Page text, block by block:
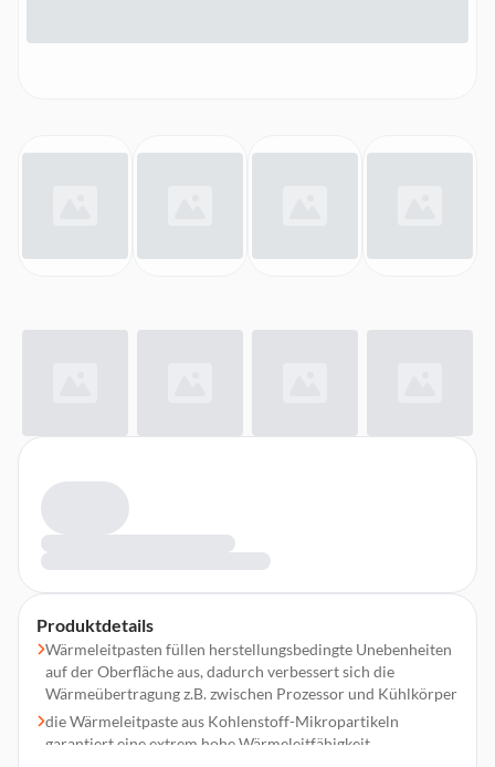
Produktdetails
Wärmeleitpasten füllen herstellungsbedingte Unebenheiten
auf der Oberfläche aus, dadurch verbessert sich die
Wärmeübertragung z.B. zwischen Prozessor und Kühlkörper
die Wärmeleitpaste aus Kohlenstoff-Mikropartikeln
garantiert eine extrem hohe Wärmeleitfähigkeit